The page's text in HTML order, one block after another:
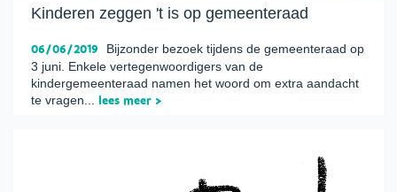
Kinderen zeggen 't is op gemeenteraad
06/06/2019
Bijzonder bezoek tijdens de gemeenteraad op
3 juni. Enkele vertegenwoordigers van de
kindergemeenteraad namen het woord om extra aandacht
te vragen... lees meer >